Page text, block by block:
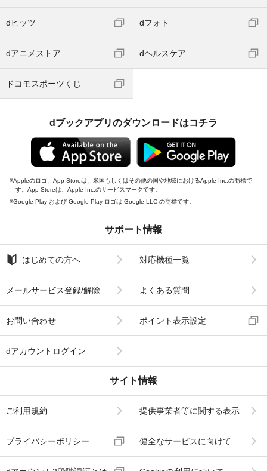
dヒッツ dフォト
dアニメストア dヘルスケア
ドコモスポーツくじ
dブックアプリのダウンロードはコチラ
Appleのロゴ、App Storeは、米国もしくはその他の国や地域におけるApple Inc.の商標で
す。App Storeは、Apple Inc.のサービスマークです。
Google Play および Google Play ロゴは Google LLC の商標です。
サポート情報
はじめての方へ 対応機種一覧
メールサービス登録/解除 よくある質問
お問い合わせ ポイント表示設定
dアカウントログイン
サイト情報
ご利用規約 提供事業者等に関する表示
プライバシーポリシー 健全なサービスに向けて